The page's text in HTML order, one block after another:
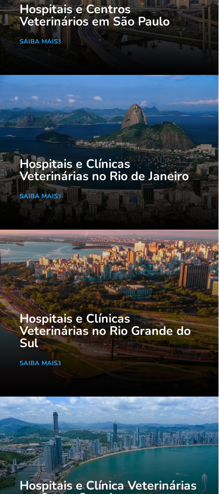
Hospitais e Centros
Veterinários em São Paulo
SAIBA MAIS
Hospitais e Clínicas
Veterinárias no Rio de Janeiro
SAIBA MAIS
Hospitais e Clínicas
Veterinárias no Rio Grande do
Sul
SAIBA MAIS
Hospitais e Clínica Veterinárias